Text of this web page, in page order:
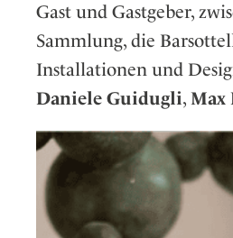
Gast und Gastgeber,
Sammlung, die
Installationen und
Daniele Guidugli, Max